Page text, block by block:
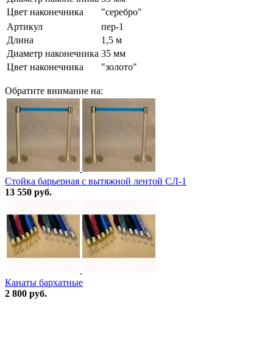
Цвет наконечника
"серебро"
Артикул
пер-1
Длина
1,5 м
Диаметр наконечника 35 мм
Цвет наконечника
"золото"
Обратите внимание на:
Стойка барьерная с вытяжной лентой СЛ-1
13 550 руб.
Канаты бархатные
2 800 руб.